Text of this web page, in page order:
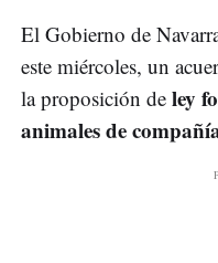
El Gobierno de
este miércoles, un
la proposición de ley
animales de